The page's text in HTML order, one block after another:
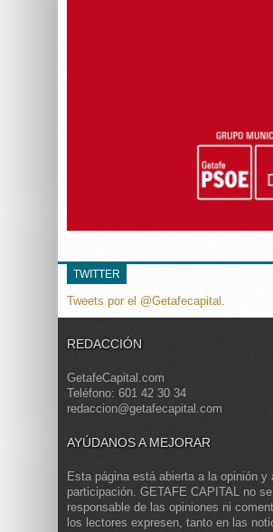
TWITTER
Tweets por el @Getafecapital.
REDACCIÓN
GetafeCapital.com
Teléfono: 601 42 30 34
redaccion@getafecapital.com
AYÚDANOS A MEJORAR
Esta página está abierta a la opinión y
participación. GETAFE CAPITAL no
responsable de las opiniones ni
los lectores expresen, tanto en las